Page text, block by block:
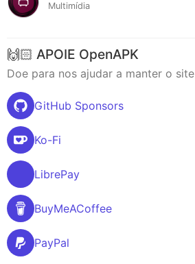
Multimídia
🙌🏻 APOIE OpenAPK
Doe para nos ajudar a manter o site
GitHub Sponsors
Ko-Fi
LibrePay
BuyMeACoffee
PayPal